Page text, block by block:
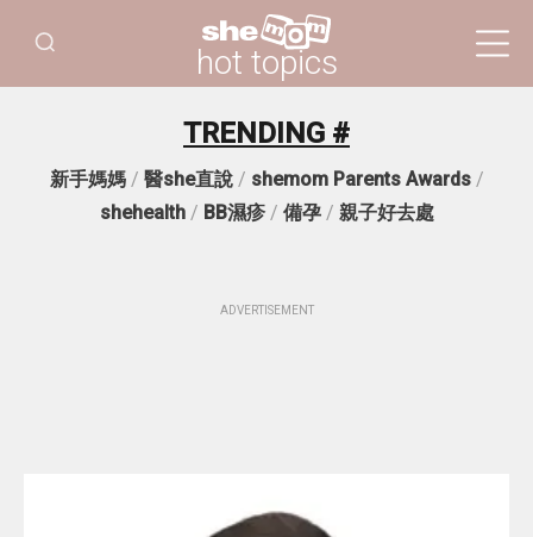
hot topics
TRENDING #
新手媽媽/ 醫she直說/ shemom Parents Awards/
shehealth/ BB濕疹/ 備孕/ 親子好去處
ADVERTISEMENT